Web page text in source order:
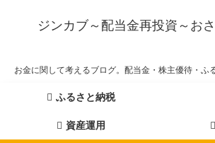
ジンカブ～配当金再投資～お
お金に関して考えるブログ。配当金・株主優待・ふ
ふるさと納税
資産運用